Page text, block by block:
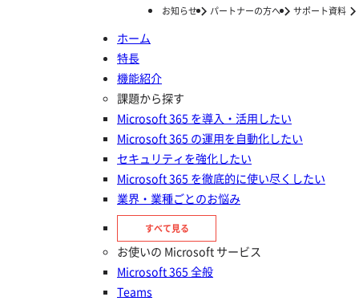
お知らせ パートナーの方へ サポート資料
ホーム
特長
機能紹介
課題から探す
Microsoft 365 を導入・活用したい
Microsoft 365 の運用を自動化したい
セキュリティを強化したい
Microsoft 365 を徹底的に使い尽くしたい
業界・業種ごとのお悩み
すべて見る
お使いの Microsoft サービス
Microsoft 365 全般
Teams
ナレッジ/コラム
SharePoint の Web パーツとは
？ Web パーツ一覧と活用方法に
ついて解説
2025年01月14日
はじめての365運用